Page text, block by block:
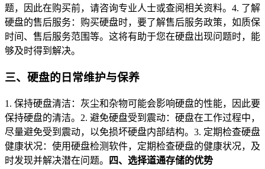
题，因此在购买前，请咨询专业人士或查阅相关资料。4. 了解
硬盘的售后服务：购买硬盘时，要了解售后服务政策，如质保
时间、售后服务范围等。这将有助于您在硬盘出现问题时，能
够及时得到解决。
三、硬盘的日常维护与保养
1. 保持硬盘清洁：灰尘和杂物可能会影响硬盘的性能，因此要
保持硬盘的清洁。2. 避免硬盘受到震动：硬盘在工作过程中，
尽量避免受到震动，以免损坏硬盘内部结构。3. 定期检查硬盘
健康状况：使用硬盘检测软件，定期检查硬盘的健康状况，及
时发现并解决潜在问题。
四、选择道通存储的优势